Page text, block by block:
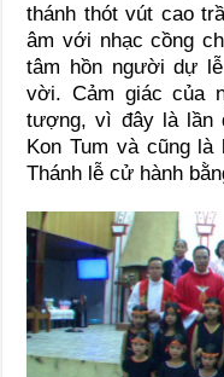
thánh thót vút cao
âm với nhạc cồng
tâm hồn người dự
vời. Cảm giác của
tượng, vì đây là lần
Kon Tum và cũng
Thánh lễ cử hành